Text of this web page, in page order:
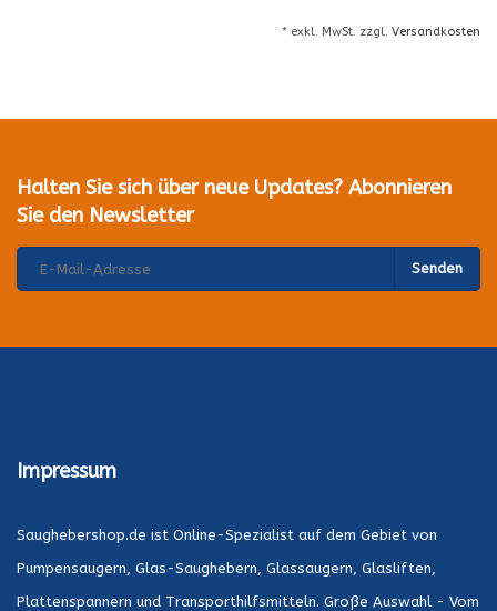
* exkl. MwSt. zzgl. Versandkosten
Halten Sie sich über neue Updates? Abonnieren
Sie den Newsletter
Senden
Impressum
Saughebershop.de ist Online-Spezialist auf dem Gebiet von
Pumpensaugern, Glas-Saughebern, Glassaugern, Glasliften,
Plattenspannern und Transporthilfsmitteln. Große Auswahl - Vom